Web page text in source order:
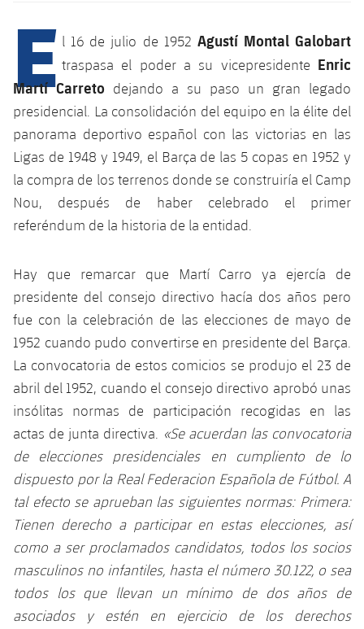
plusicon
más
Instalaciones
Spotify Camp Nou
Palau Blaugrana
Estadi Johan Cruyff
Barça Cafe
Ciutat Esportiva
La Masia
plusicon
más
Servicios
Servicios Médicos
Accesibilidad
plusicon
más
Acreditaciones
SUB12
SUB11 A
SUB11 B
SUB10 A
SUB10 B
SUB9 A
SUB9 B
SUB8 A
SUB8 B
SUB13 B
SUB12 C
SUB11 C
Entradas
Gameday Shows
Clasificación
Jugadores
Palmarés
Barça Atlètic
Junior
Cadete A
Cadete B
Infantil A
Mini
PLUSICON
MÁS
Primer Equipo
Actualidad
Calendario
Entradas
Clasificaciones
Jugadores
Fotos
Historia
Palmarés
Barça Atlètic
plusicon
Actualidad
Calendario
Clasificaciones
Jugadores
Fotos
Base
Actualidad
Cadete B
Infantil A
Infantil B
Primer equipo
plusicon
más
Actualidad
Calendario
Entradas
Resultados
Clasificaciones
Jugadors
Fotos
Palmarés
Barça Atlètic
plusicon
más
Actualidad
Resultados
Jugadores
Clasificaciones
Base
plusicon
más
Actualidad
Juvenil
Cadete
Infantil
Alevín
Campus Verano
PLUSICON
MÁS
Primer equipo
plusicon
más
Actualidad
Calendario
Entradas
plusicon
más
Actualidad
Calendario
plusicon
más
Actualidad
Campus Verano
E l 16 de julio de 1952 Agustí Montal Galobart
traspasa el poder a su vicepresidente Enric
Martí Carreto dejando a su paso un gran legado
presidencial. La consolidación del equipo en la élite del
panorama deportivo español con las victorias en las
Ligas de 1948 y 1949, el Barça de las 5 copas en 1952 y
la compra de los terrenos donde se construiría el Camp
Nou, después de haber celebrado el primer
referéndum de la historia de la entidad.
Hay que remarcar que Martí Carro ya ejercía de
presidente del consejo directivo hacía dos años pero
fue con la celebración de las elecciones de mayo de
1952 cuando pudo convertirse en presidente del Barça.
La convocatoria de estos comicios se produjo el 23 de
abril del 1952, cuando el consejo directivo aprobó unas
insólitas normas de participación recogidas en las
actas de junta directiva.
«Se acuerdan las convocatoria
de elecciones presidenciales en cumpliento de lo
dispuesto por la Real Federacion Española de Fútbol. A
tal efecto se aprueban las siguientes normas: Primera:
Tienen derecho a participar en estas elecciones, así
como a ser proclamados candidatos, todos los socios
masculinos no infantiles, hasta el número 30.122, o sea
todos los que llevan un mínimo de dos años de
asociados y estén en ejercicio de los derechos